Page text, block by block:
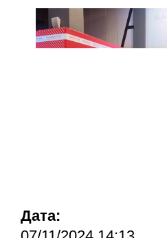
Дата: